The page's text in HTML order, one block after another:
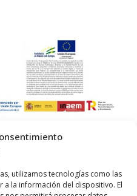
utilizamos tecnologías como las
a la información del dispositivo. El
QM.